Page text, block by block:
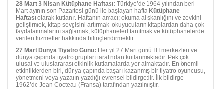
28 Mart 3 Nisan Kütüphane Haftası: Türkiye’de 1964 yılından beri
Mart ayının son Pazartesi günü ile başlayan hafta Kütüphane
Haftası olarak kutlanır. Haftanın amacı; okuma alışkanlığını ve zevkini
geliştirmek, kitap sevgisini artırmak, okuyucuların kitaplardan daha çok
faydalanmalarını sağlamak, kütüphaneleri tanıtmak ve kütüphanelerde
verilen hizmetler hakkında bilinçlendirmektir.
27 Mart Dünya Tiyatro Günü: Her yıl 27 Mart günü ITI merkezleri ve
dünya çapında tiyatro grupları tarafından kutlanmaktadır. Pek çok
ulusal ve uluslararası etkinlik kutlamalarda yer almaktadır. En önemli
etkinliklerden biri, dünya çapında başarı kazanmış bir tiyatro oyuncusu,
yönetmeni veya yazarın yazdığı evrensel bildirgedir. İlk bildirge
1962’de Jean Cocteau (Fransa) tarafından yazılmıştır.